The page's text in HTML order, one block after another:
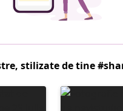
stilizate de tine